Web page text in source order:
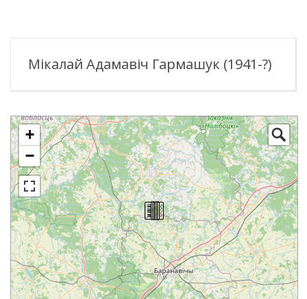
Мікалай Адамавіч Гармашук (1941-?)
+
−